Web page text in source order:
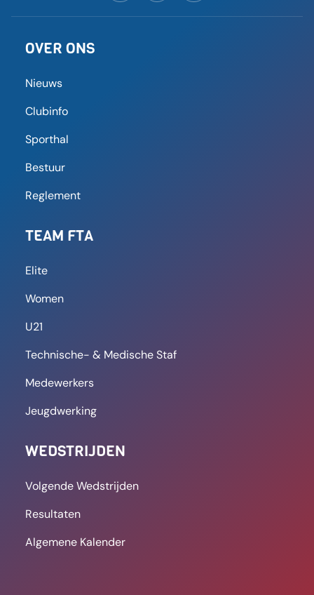
OVER ONS
Nieuws
Clubinfo
Sporthal
Bestuur
Reglement
TEAM FTA
Elite
Women
U21
Technische- & Medische Staf
Medewerkers
Jeugdwerking
WEDSTRIJDEN
Volgende Wedstrijden
Resultaten
Algemene Kalender